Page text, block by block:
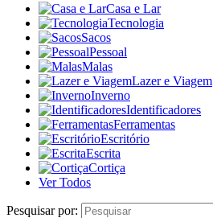
Casa e Lar
Tecnologia
Sacos
Pessoal
Malas
Lazer e Viagem
Inverno
Identificadores
Ferramentas
Escritório
Escrita
Cortiça
Ver Todos
Pesquisar por: